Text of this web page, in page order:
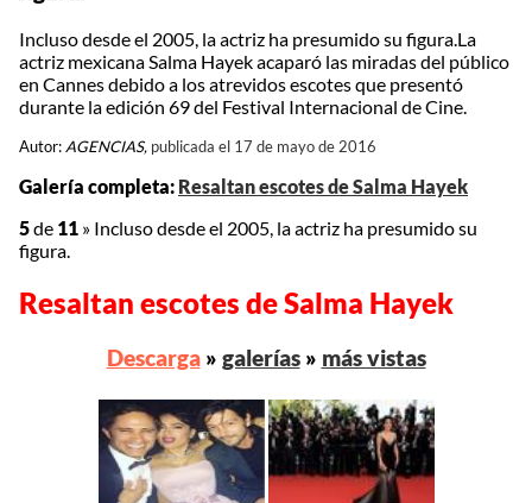
Incluso desde el 2005, la actriz ha presumido su figura.La
actriz mexicana Salma Hayek acaparó las miradas del público
en Cannes debido a los atrevidos escotes que presentó
durante la edición 69 del Festival Internacional de Cine.
Autor: AGENCIAS, publicada el 17 de mayo de 2016
Galería completa: Resaltan escotes de Salma Hayek
5de 11 » Incluso desde el 2005, la actriz ha presumido su
figura.
Resaltan escotes de Salma Hayek
Descarga» galerías» más vistas